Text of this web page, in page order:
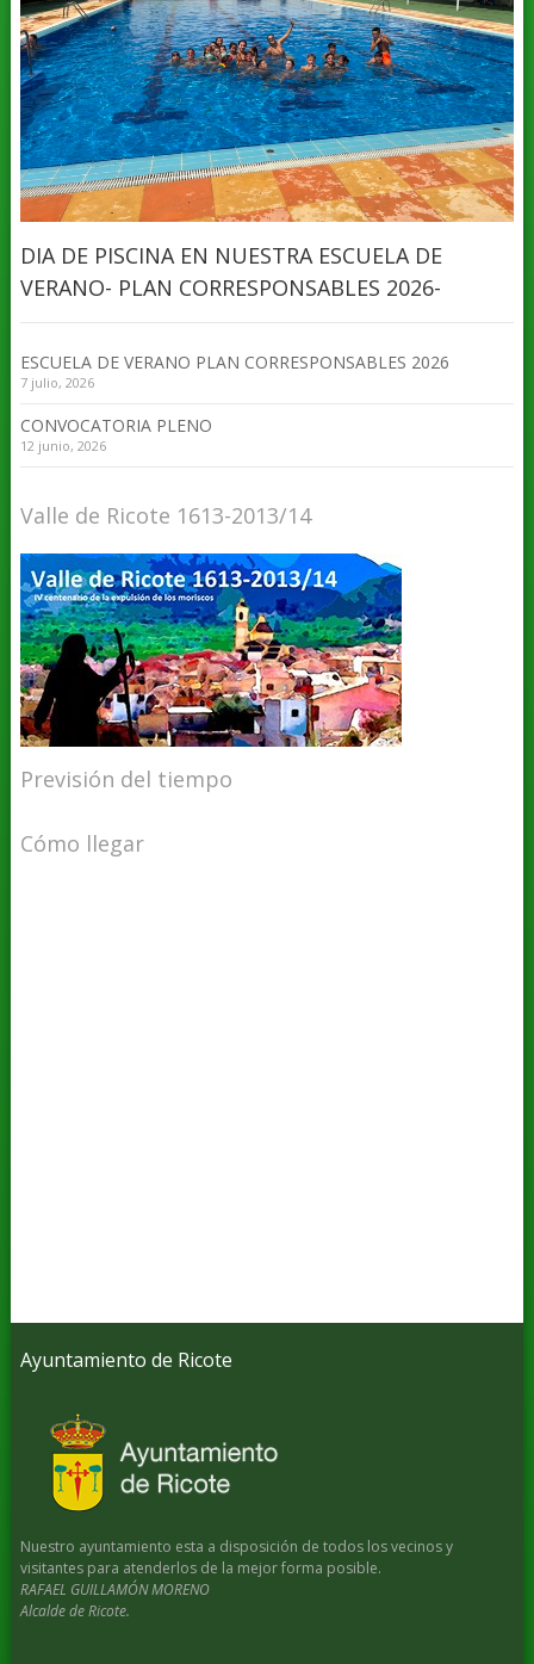
DIA DE PISCINA EN NUESTRA ESCUELA DE
VERANO- PLAN CORRESPONSABLES 2026-
ESCUELA DE VERANO PLAN CORRESPONSABLES 2026
7 julio, 2026
CONVOCATORIA PLENO
12 junio, 2026
Valle de Ricote 1613-2013/14
Previsión del tiempo
Cómo llegar
Ayuntamiento de Ricote
Nuestro ayuntamiento esta a disposición de todos los vecinos y
visitantes para atenderlos de la mejor forma posible.
RAFAEL GUILLAMÓN MORENO
Alcalde de Ricote.